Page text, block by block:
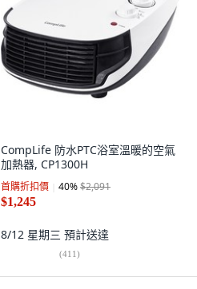
CompLife 防水PTC浴室溫暖的空氣
加熱器, CP1300H
首購折扣價 40%$2,091
$1,245
8/12 星期三 預計送達
(411)